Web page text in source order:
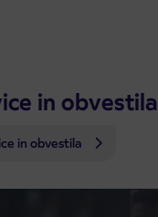
in obvestila
in obvestila